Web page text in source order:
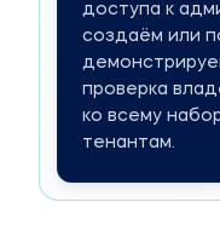
доступа к
создаём или
проверка
ко всему
тенантам.